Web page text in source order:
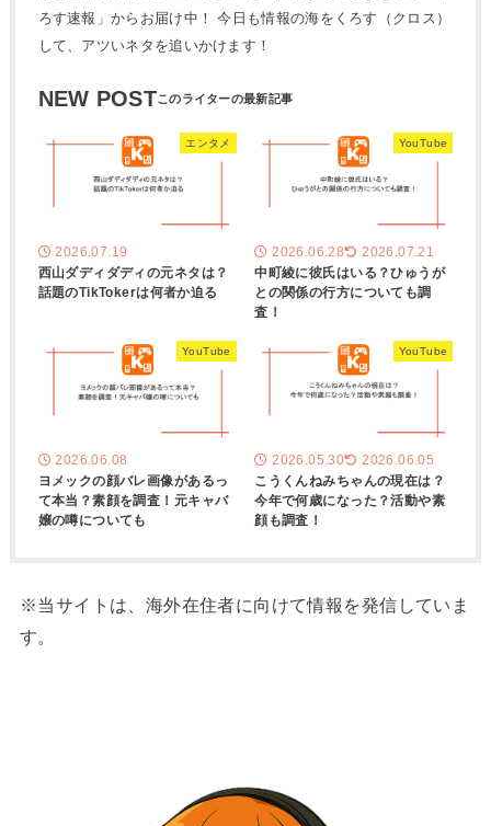
ろす速報」からお届け中！ 今日も情報の海をくろす（クロス）
して、アツいネタを追いかけます！
NEW POST
エンタメ
2026.07.19
西山ダディダディの元ネタは？
話題のTikTokerは何者か迫る
YouTube
2026.06.28 2026.07.21
中町綾に彼氏はいる？ひゅうが
との関係の行方についても調
査！
YouTube
2026.06.08
ヨメックの顔バレ画像があるっ
て本当？素顔を調査！元キャバ
嬢の噂についても
YouTube
2026.05.30 2026.06.05
こうくんねみちゃんの現在は？
今年で何歳になった？活動や素
顔も調査！
※当サイトは、海外在住者に向けて情報を発信していま
す。